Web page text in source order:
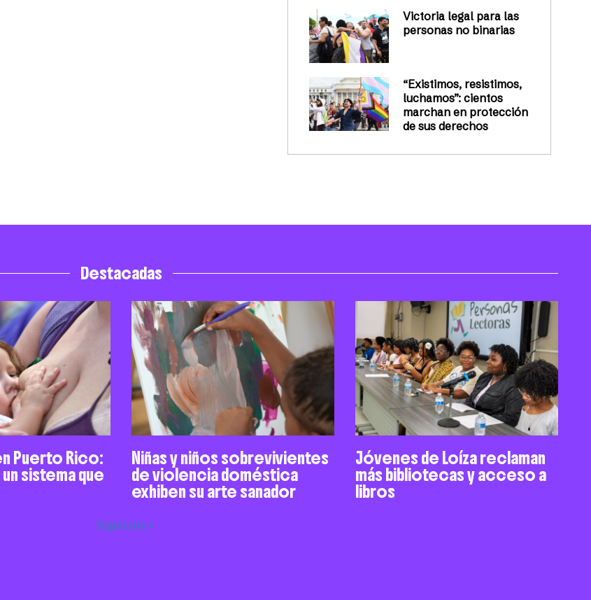
Victoria legal para las
personas no binarias
“Existimos, resistimos,
luchamos”: cientos
marchan en protección
de sus derechos
Destacadas
Puerto Rico:
sistema que
Niñas y niños sobrevivientes
de violencia doméstica
exhiben su arte sanador
Jóvenes de Loíza reclaman
más bibliotecas y acceso a
libros
Siguiente »